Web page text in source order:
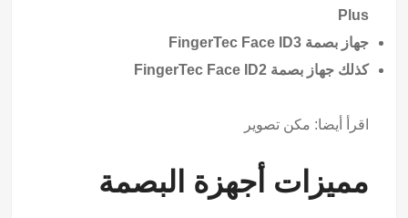
Plus
جهاز بصمة FingerTec Face ID3
كذلك جهاز بصمة FingerTec Face ID2
اقرأ أيضا: مكن تصوير
مميزات أجهزة البصمة